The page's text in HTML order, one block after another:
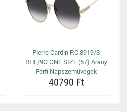
Pierre Cardin P.C.8919/S
RHL/9O ONE SIZE (57) Arany
Férfi Napszemüvegek
40790 Ft